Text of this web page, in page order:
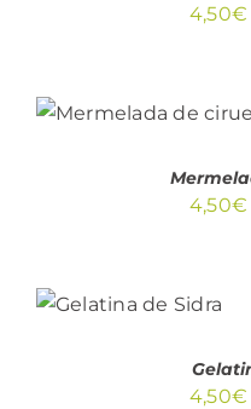
4,50€
CARRITO
/
4,50€
CARRITO
4,50€